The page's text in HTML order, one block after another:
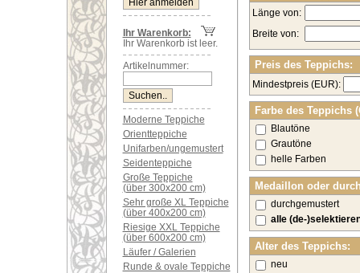
Ihr Warenkorb:
Ihr Warenkorb ist leer.
Artikelnummer:
Moderne Teppiche
Orientteppiche
Unifarben/ungemustert
Seidenteppiche
Große Teppiche
(über 300x200 cm)
Sehr große XL Teppiche
(über 400x200 cm)
Riesige XXL Teppiche
(über 600x200 cm)
Läufer / Galerien
Runde & ovale Teppiche
Länge von:
Breite von:
Preis des Teppichs:
Mindestpreis (EUR):
Farbe des Teppichs
Blautöne
Grautöne
helle Farben
Medaillon oder
durchgemustert
alle (de-
Alter des Teppichs:
neu